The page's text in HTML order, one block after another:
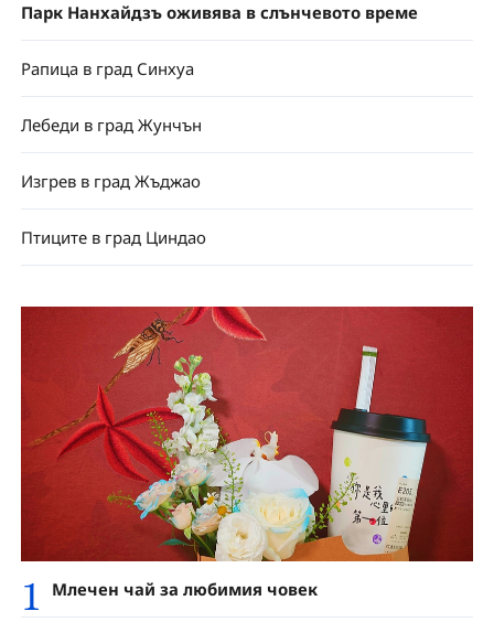
Парк Нанхайдзъ оживява в слънчевото време
Рапица в град Синхуа
Лебеди в град Жунчън
Изгрев в град Жъджао
Птиците в град Циндао
1 Млечен чай за любимия човек